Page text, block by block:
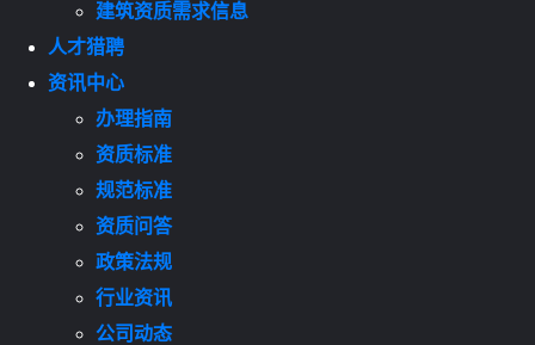
建筑资质需求信息
人才猎聘
资讯中心
办理指南
资质标准
规范标准
资质问答
政策法规
行业资讯
公司动态